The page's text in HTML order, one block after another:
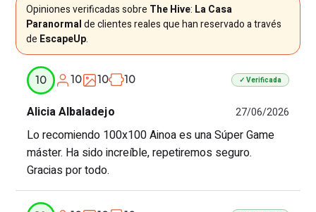
Opiniones verificadas sobre The Hive: La Casa
Paranormalde clientes reales que han reservado a través
de EscapeUp.
10 10 10 10 ✓ Verificada
Alicia Albaladejo 27/06/2026
Lo recomiendo 100x100 Ainoa es una Súper Game
máster. Ha sido increíble, repetiremos seguro.
Gracias por todo.